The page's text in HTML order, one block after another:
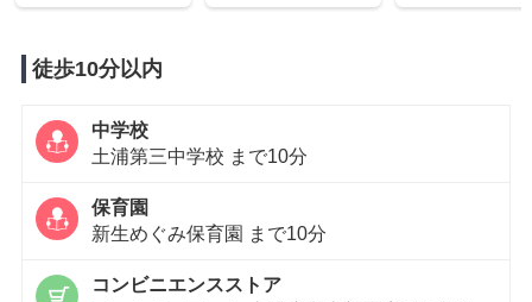
徒歩10分以内
中学校
土浦第三中学校 まで10分
保育園
新生めぐみ保育園 まで10分
コンビニエンスストア